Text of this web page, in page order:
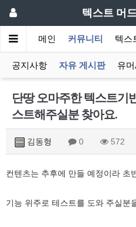
텍스트 머
메인 커뮤니티 텍스
공지사항 자유 게시판 유
단땅 오마주한 텍스트기
스트해주실분 찾아요.
김동형 0 572
컨텐츠는 추후에 만들 예정이라 초
기능 위주로 테스트를 도와 주실분